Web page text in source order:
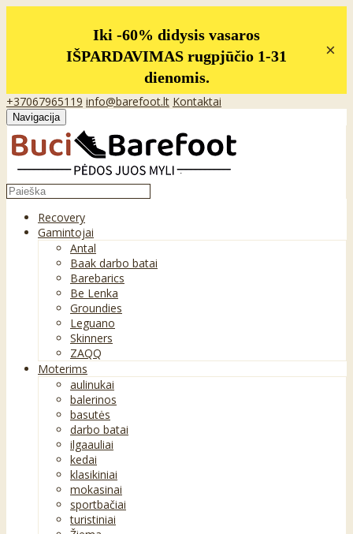
Iki -60% didysis vasaros
IŠPARDAVIMAS rugpjūčio 1-31
dienomis.
×
+37067965119 info@barefoot.lt Kontaktai
Navigacija
Recovery
Gamintojai
Antal
Baak darbo batai
Barebarics
Be Lenka
Groundies
Leguano
Skinners
ZAQQ
Moterims
aulinukai
balerinos
basutės
darbo batai
ilgaauliai
kedai
klasikiniai
mokasinai
sportbačiai
turistiniai